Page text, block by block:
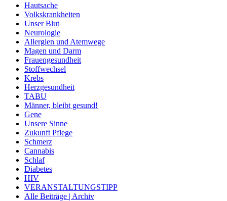
Hautsache
Volkskrankheiten
Unser Blut
Neurologie
Allergien und Atemwege
Magen und Darm
Frauengesundheit
Stoffwechsel
Krebs
Herzgesundheit
TABU
Männer, bleibt gesund!
Gene
Unsere Sinne
Zukunft Pflege
Schmerz
Cannabis
Schlaf
Diabetes
HIV
VERANSTALTUNGSTIPP
Alle Beiträge | Archiv